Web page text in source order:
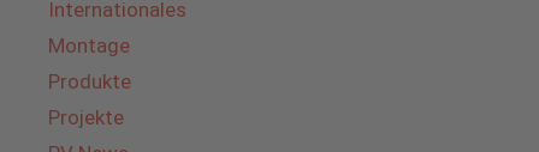
Internationales
Montage
Produkte
Projekte